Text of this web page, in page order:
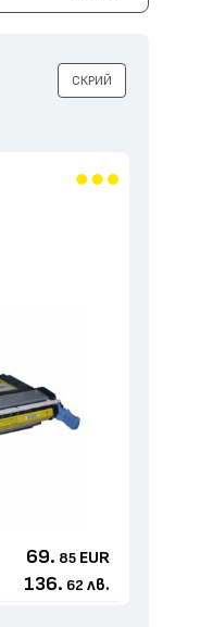
69. 85 EUR
136. 62 лв.
СКРИЙ